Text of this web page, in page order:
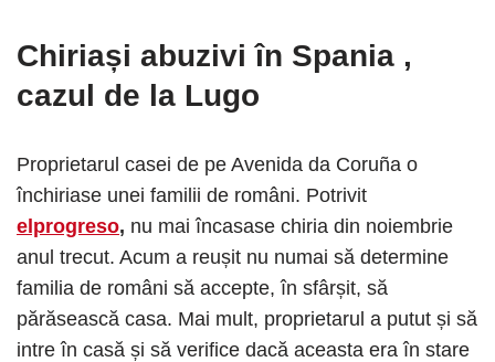
Chiriași abuzivi în Spania ,
cazul de la Lugo
Proprietarul casei de pe Avenida da Coruña o
închiriase unei familii de români. Potrivit
elprogreso, nu mai încasase chiria din noiembrie
anul trecut. Acum a reușit nu numai să determine
familia de români să accepte, în sfârșit, să
părăsească casa. Mai mult, proprietarul a putut și să
intre în casă și să verifice dacă aceasta era în stare